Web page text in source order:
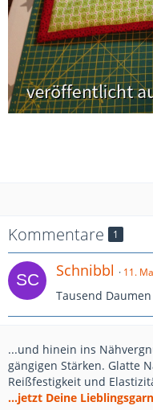
Kommentare 1
Schnibbl 11.
Tausend
...und hinein ins
gängigen Stärken. Glatte
Reißfestigkeit und
...jetzt Deine